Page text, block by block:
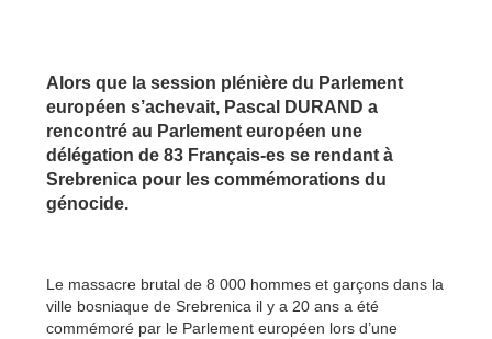
Alors que la session plénière du Parlement
européen s’achevait, Pascal DURAND a
rencontré au Parlement européen une
délégation de 83 Français-es se rendant à
Srebrenica pour les commémorations du
génocide.
Le massacre brutal de 8 000 hommes et garçons dans la
ville bosniaque de Srebrenica il y a 20 ans a été
commémoré par le Parlement européen lors d’une